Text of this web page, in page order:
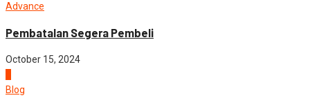
Advance
Pembatalan Segera Pembeli
October 15, 2024
Blog